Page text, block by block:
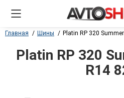
Главная Шины Platin RP 320
Platin RP 320
R14